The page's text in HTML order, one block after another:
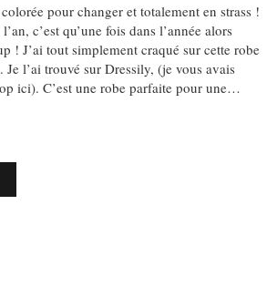
pour changer et totalement en strass !
c’est qu’une fois dans l’année alors
! J’ai tout simplement craqué sur cette robe
Je l’ai trouvé sur Dressily, (je vous avais
ici). C’est une robe parfaite pour une…